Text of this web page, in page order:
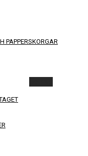
PAPPERSKORGAR